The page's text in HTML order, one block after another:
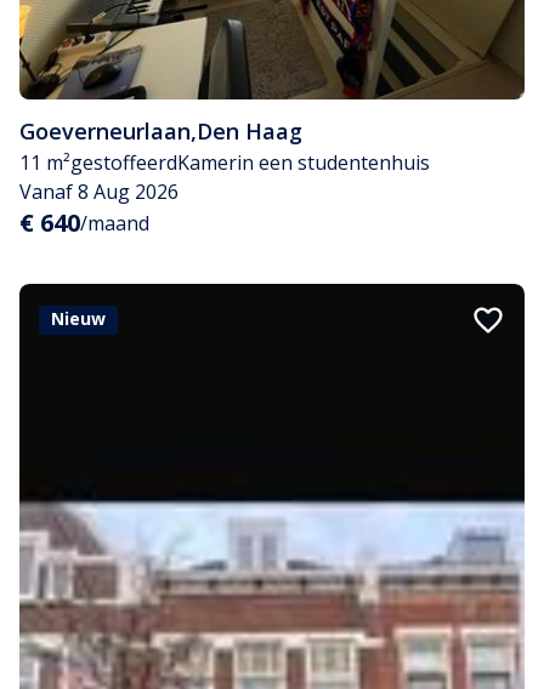
Goeverneurlaan,Den Haag
11 m²gestoffeerdKamerin een studentenhuis
Vanaf 8 Aug 2026
€ 640/maand
Nieuw